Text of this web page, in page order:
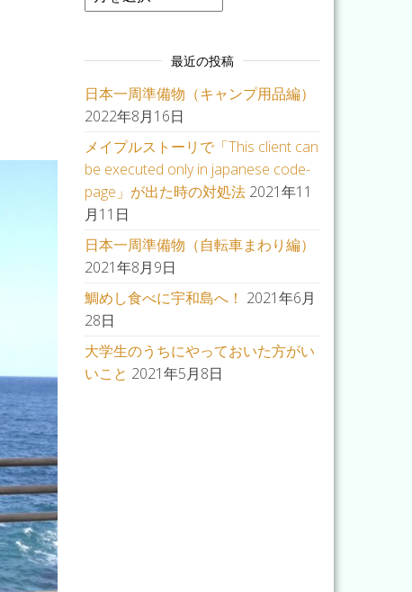
最近の投稿
日本一周準備物（キャンプ用品編）
2022年8月16日
メイプルストーリで「This client can
be executed only in japanese code-
page」が出た時の対処法 2021年11
月11日
日本一周準備物（自転車まわり編）
2021年8月9日
鯛めし食べに宇和島へ！ 2021年6月
28日
大学生のうちにやっておいた方がい
いこと 2021年5月8日